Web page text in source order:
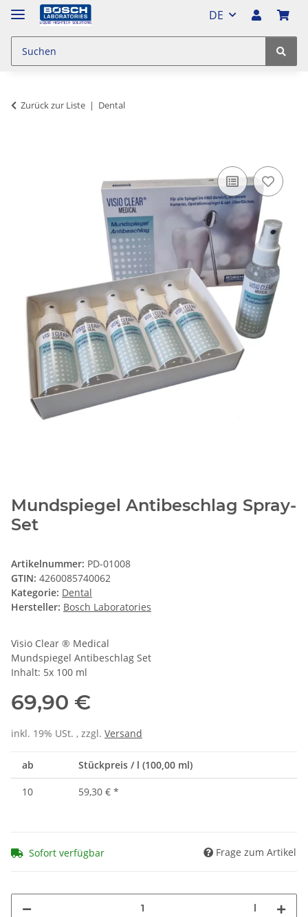
DE
Zurück zur Liste Dental
Mundspiegel Antibeschlag Spray-
Set
Artikelnummer: PD-01008
GTIN: 4260085740062
Kategorie: Dental
Hersteller: Bosch Laboratories
Visio Clear ® Medical
Mundspiegel Antibeschlag Set
Inhalt: 5x 100 ml
69,90 €
inkl. 19% USt. , zzgl. Versand
ab Stückpreis / l (100,00 ml)
10 59,30 € *
Sofort verfügbar Frage zum Artikel
l